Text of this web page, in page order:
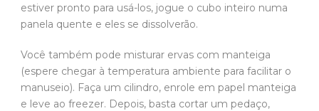
estiver pronto para usá-los, jogue o cubo inteiro numa
panela quente e eles se dissolverão.
Você também pode misturar ervas com manteiga
(espere chegar à temperatura ambiente para facilitar o
manuseio). Faça um cilindro, enrole em papel manteiga
e leve ao freezer. Depois, basta cortar um pedaço,